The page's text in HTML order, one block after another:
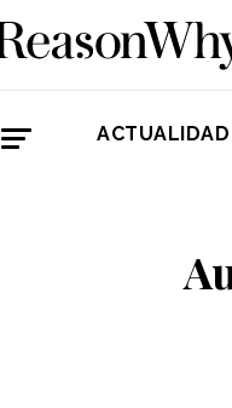
ACTUALIDAD